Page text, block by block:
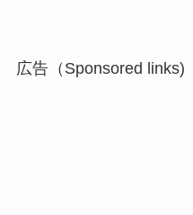
広告（Sponsored links)